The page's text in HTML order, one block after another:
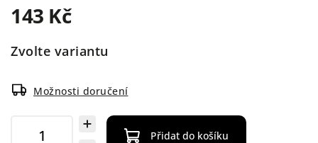
143 Kč
Zvolte variantu
Možnosti doručení
Přidat do košíku